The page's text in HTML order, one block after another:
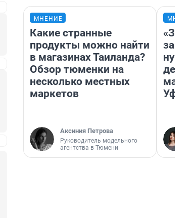
МНЕНИЕ
Какие странные
продукты можно найти
в магазинах Таиланда?
Обзор тюменки на
несколько местных
маркетов
Аксиния Петрова
Руководитель модельного
агентства в Тюмени
дела
Уфа